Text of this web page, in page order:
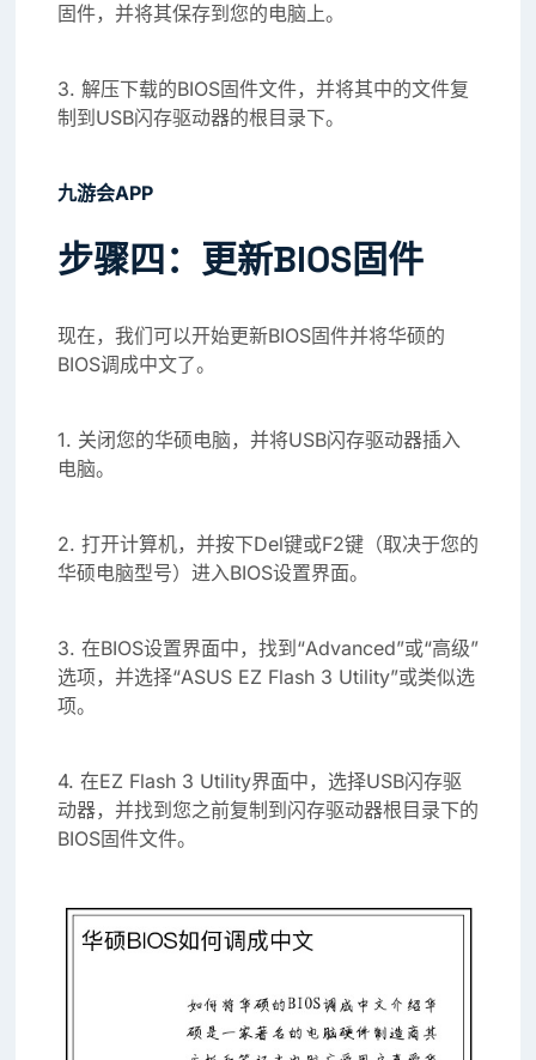
固件，并将其保存到您的电脑上。
3. 解压下载的BIOS固件文件，并将其中的文件复
制到USB闪存驱动器的根目录下。
九游会APP
步骤四：更新BIOS固件
现在，我们可以开始更新BIOS固件并将华硕的
BIOS调成中文了。
1. 关闭您的华硕电脑，并将USB闪存驱动器插入
电脑。
2. 打开计算机，并按下Del键或F2键（取决于您的
华硕电脑型号）进入BIOS设置界面。
3. 在BIOS设置界面中，找到“Advanced”或“高级”
选项，并选择“ASUS EZ Flash 3 Utility”或类似选
项。
4. 在EZ Flash 3 Utility界面中，选择USB闪存驱
动器，并找到您之前复制到闪存驱动器根目录下的
BIOS固件文件。